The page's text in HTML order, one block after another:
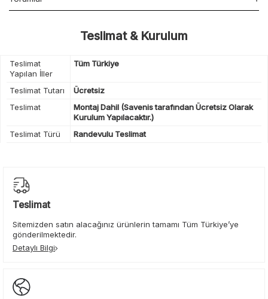
Teslimat & Kurulum
Teslimat
Yapılan İller
Tüm Türkiye
Teslimat Tutarı
Ücretsiz
Teslimat
Montaj Dahil (Savenis tarafından Ücretsiz Olarak
Kurulum Yapılacaktır.)
Teslimat Türü
Randevulu Teslimat
Teslimat
Sitemizden satın alacağınız ürünlerin tamamı Tüm Türkiye’ye
gönderilmektedir.
Detaylı Bilgi